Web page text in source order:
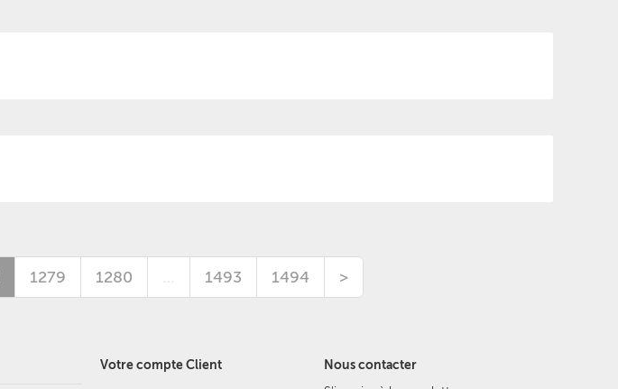
1279 1280 … 1493 1494 >
Votre compte Client
Nous contacter